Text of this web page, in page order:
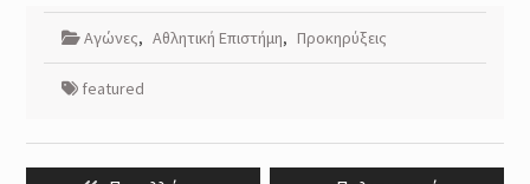
Αγώνες, Αθλητική Επιστήμη, Προκηρύξεις
featured
Post